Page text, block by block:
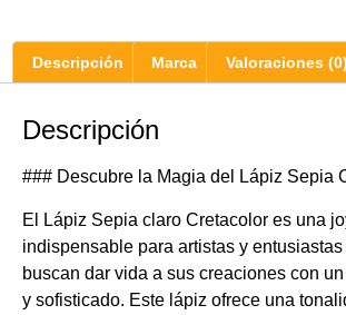
Descripción Marca Valoraciones (0)
Descripción
### Descubre la Magia del Lápiz Sepia
El Lápiz Sepia claro Cretacolor es una
indispensable para artistas y
buscan dar vida a sus creaciones con
y sofisticado. Este lápiz ofrece una